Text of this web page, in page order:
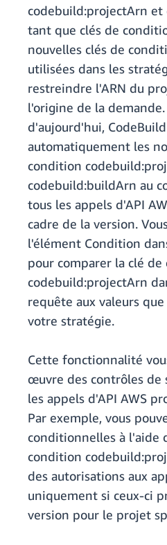
codebuild:projectArn
tant que clés de
nouvelles clés de
utilisées dans les
restreindre l'ARN du
l'origine de la
d'aujourd'hui,
automatiquement les
condition
codebuild:buildArn au
tous les appels d'API
cadre de la version.
l'élément Condition
pour comparer la clé
codebuild:projectArn
requête aux valeurs
votre stratégie.
Cette fonctionnalité
œuvre des contrôles de
les appels d'API AWS
Par exemple, vous
conditionnelles à l'aide
condition
des autorisations aux
uniquement si ceux-ci
version pour le projet